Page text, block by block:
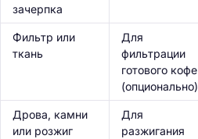
зачерпка
Фильтр или
ткань
Для
фильтрации
готового кофе
(опционально)
Дрова, камни
или розжиг
Для
разжигания